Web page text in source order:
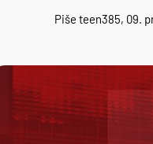
Piše teen385, 09.